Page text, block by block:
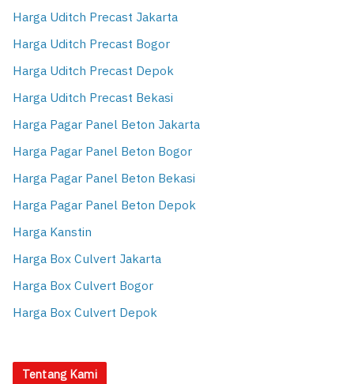
Harga Uditch Precast Jakarta
Harga Uditch Precast Bogor
Harga Uditch Precast Depok
Harga Uditch Precast Bekasi
Harga Pagar Panel Beton Jakarta
Harga Pagar Panel Beton Bogor
Harga Pagar Panel Beton Bekasi
Harga Pagar Panel Beton Depok
Harga Kanstin
Harga Box Culvert Jakarta
Harga Box Culvert Bogor
Harga Box Culvert Depok
Tentang Kami